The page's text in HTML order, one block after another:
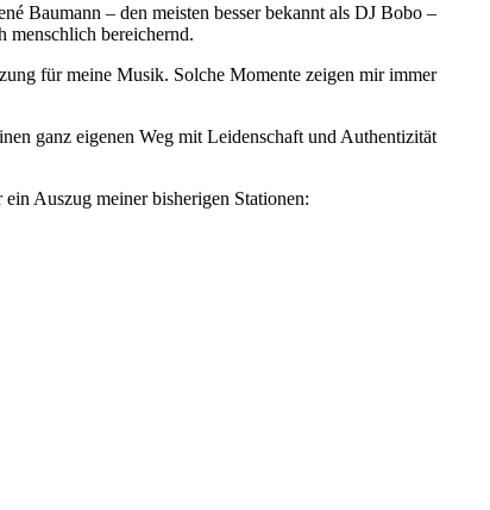
Baumann – den meisten besser bekannt als DJ Bobo –
menschlich bereichernd.
für meine Musik. Solche Momente zeigen mir immer
ganz eigenen Weg mit Leidenschaft und Authentizität
Auszug meiner bisherigen Stationen: